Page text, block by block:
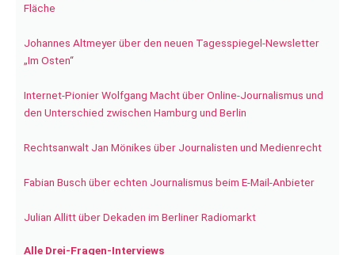
Fläche
Johannes Altmeyer über den neuen Tagesspiegel-Newsletter
„Im Osten“
Internet-Pionier Wolfgang Macht über Online-Journalismus und
den Unterschied zwischen Hamburg und Berlin
Rechtsanwalt Jan Mönikes über Journalisten und Medienrecht
Fabian Busch über echten Journalismus beim E-Mail-Anbieter
Julian Allitt über Dekaden im Berliner Radiomarkt
Alle Drei-Fragen-Interviews